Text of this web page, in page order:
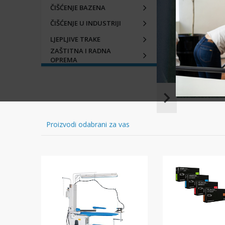
ČIŠĆENJE BAZENA
ČIŠĆENJE U INDUSTRIJI
LJEPLJIVE TRAKE
ZAŠTITNA I RADNA
OPREMA
Item
Proizvodi odabrani za vas